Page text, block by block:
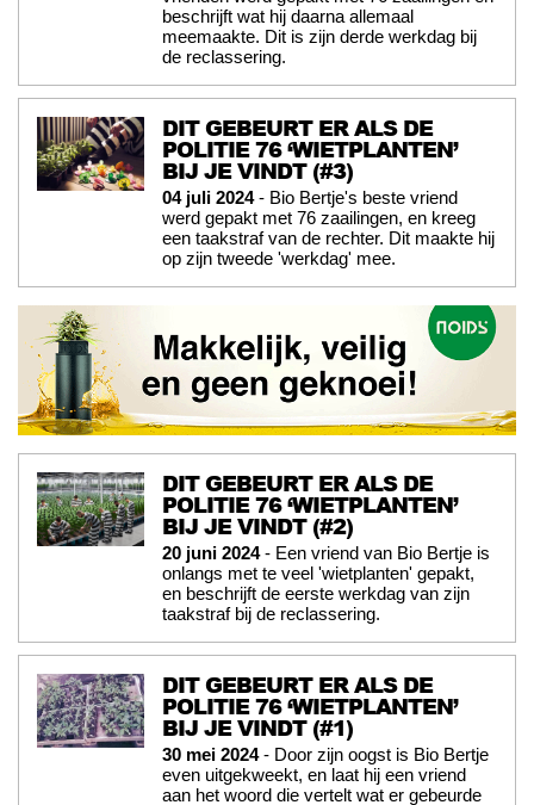
beschrijft wat hij daarna allemaal
meemaakte. Dit is zijn derde werkdag bij
de reclassering.
DIT GEBEURT ER ALS DE
POLITIE 76 ‘WIETPLANTEN’
BIJ JE VINDT (#3)
04 juli 2024- Bio Bertje's beste vriend
werd gepakt met 76 zaailingen, en kreeg
een taakstraf van de rechter. Dit maakte hij
op zijn tweede 'werkdag' mee.
DIT GEBEURT ER ALS DE
POLITIE 76 ‘WIETPLANTEN’
BIJ JE VINDT (#2)
20 juni 2024- Een vriend van Bio Bertje is
onlangs met te veel 'wietplanten' gepakt,
en beschrijft de eerste werkdag van zijn
taakstraf bij de reclassering.
DIT GEBEURT ER ALS DE
POLITIE 76 ‘WIETPLANTEN’
BIJ JE VINDT (#1)
30 mei 2024- Door zijn oogst is Bio Bertje
even uitgekweekt, en laat hij een vriend
aan het woord die vertelt wat er gebeurde